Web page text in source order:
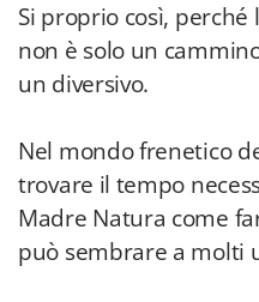
Si proprio così, perché
non è solo un
un diversivo.
Nel mondo frenetico
trovare il tempo
Madre Natura come
può sembrare a molti